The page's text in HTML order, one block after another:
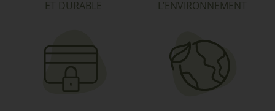
ET DURABLE
L’ENVIRONNEMENT